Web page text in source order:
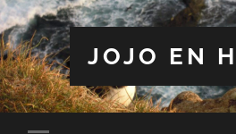
JOJO EN